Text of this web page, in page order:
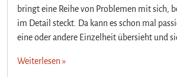
bringt eine Reihe von Problemen mit sich,
im Detail steckt. Da kann es schon mal
eine oder andere Einzelheit übersieht und
Weiterlesen »